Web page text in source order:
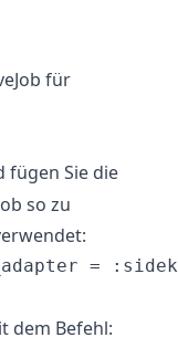
für
fügen Sie die
so zu
dem Befehl: